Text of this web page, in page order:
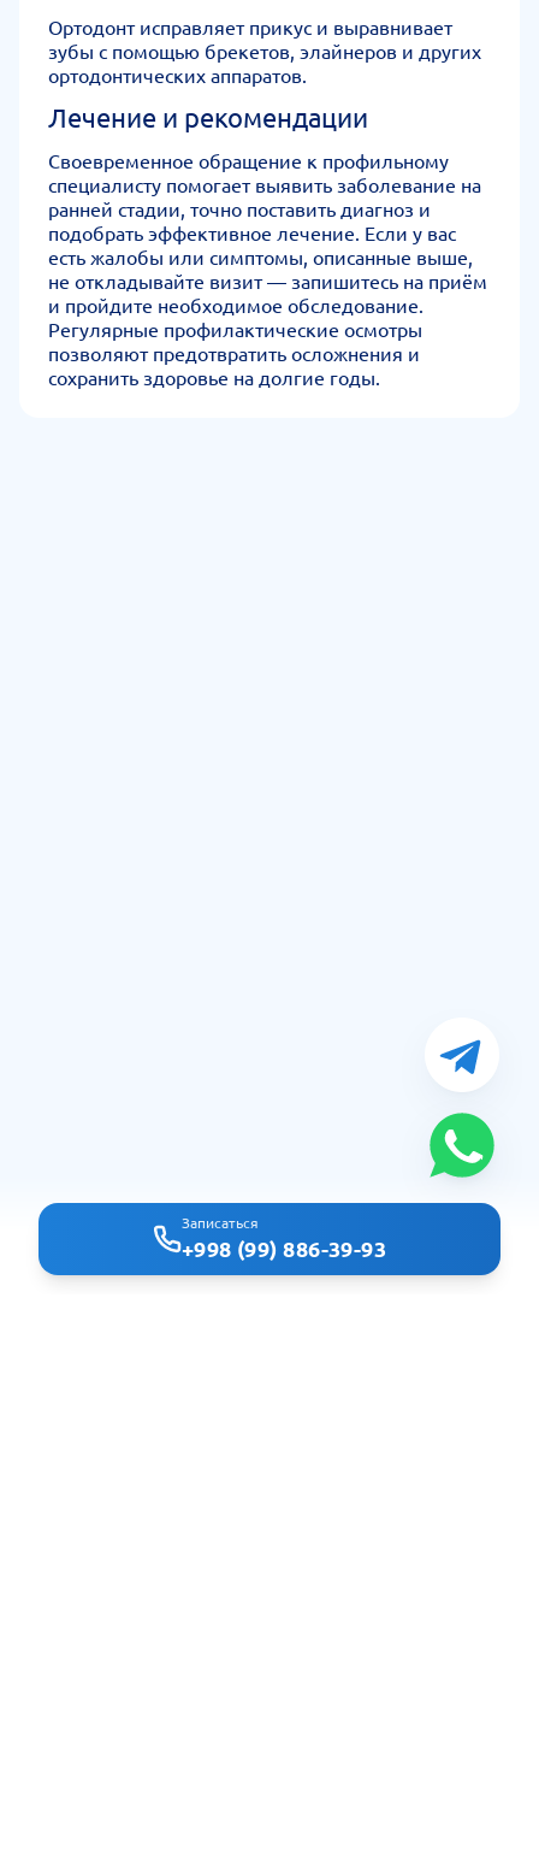
Записаться
+998 (99) 886-39-93
Ортодонт исправляет прикус и выравнивает
зубы с помощью брекетов, элайнеров и других
ортодонтических аппаратов.
Лечение и рекомендации
Своевременное обращение к профильному
специалисту помогает выявить заболевание на
ранней стадии, точно поставить диагноз и
подобрать эффективное лечение. Если у вас
есть жалобы или симптомы, описанные выше,
не откладывайте визит — запишитесь на приём
и пройдите необходимое обследование.
Регулярные профилактические осмотры
позволяют предотвратить осложнения и
сохранить здоровье на долгие годы.